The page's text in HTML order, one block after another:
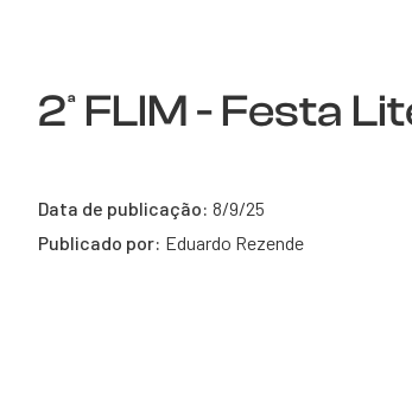
2ª FLIM - Festa
Data de publicação: 8/9/25
Publicado por: Eduardo Rezende